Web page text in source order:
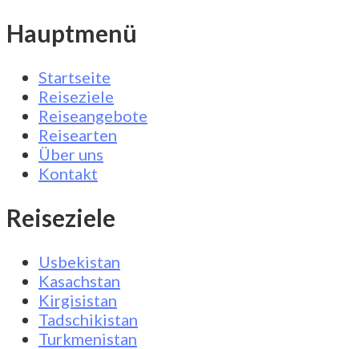
Hauptmenü
Startseite
Reiseziele
Reiseangebote
Reisearten
Über uns
Kontakt
Reiseziele
Usbekistan
Kasachstan
Kirgisistan
Tadschikistan
Turkmenistan